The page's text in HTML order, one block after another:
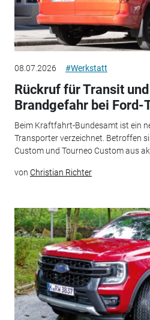
08.07.2026 #Werkstatt
Rückruf für Transit
Brandgefahr bei Ford-
Beim Kraftfahrt-Bundesamt ist ein
Transporter verzeichnet. Betroffen
Custom und Tourneo Custom aus
von Christian Richter